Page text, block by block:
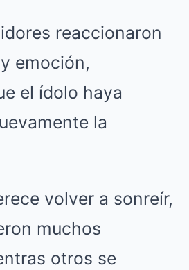
reaccionaron
emoción,
el ídolo haya
la
volver a sonreír,
muchos
otros se